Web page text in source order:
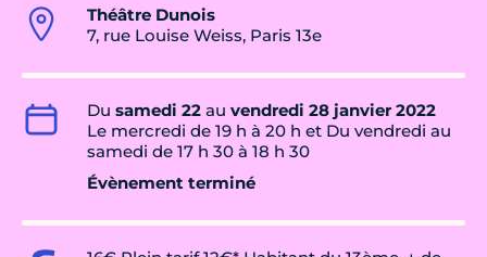
Théâtre Dunois
7, rue Louise Weiss, Paris 13e
Du samedi 22 au vendredi 28 janvier 2022
Le mercredi de 19 h à 20 h et Du vendredi au
samedi de 17 h 30 à 18 h 30
Évènement terminé